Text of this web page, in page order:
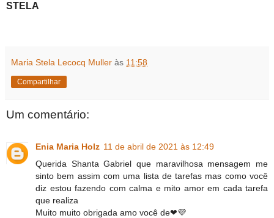
STELA
Maria Stela Lecocq Muller às 11:58
Compartilhar
Um comentário:
Enia Maria Holz 11 de abril de 2021 às 12:49
Querida Shanta Gabriel que maravilhosa mensagem me
sinto bem assim com uma lista de tarefas mas como você
diz estou fazendo com calma e mito amor em cada tarefa
que realiza
Muito muito obrigada amo você de❤💜